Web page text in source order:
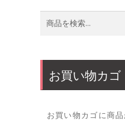
検
お買い物カゴ
お買い物カゴに商品